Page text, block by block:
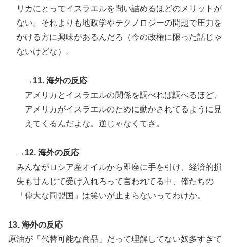
リカにとってイスラエルを問い詰めるほどのメリットが
ない。それよりも地政学やテクノロジーの問題で圧力を
かける方に興味があるんだろ（今の政権に限った話じゃ
ないけどな）。
→11. 海外の反応
アメリカとイスラエルの関係を調べれば調べるほど、
アメリカがイスラエルのために動かされてるように見
えてくるんだよな。逆じゃなくてさ。
→12. 海外の反応
みんながロシア産オイルから即座に手を引け、経済的損
失も甘んじて受け入れろって言われてる中、俺たちの
「偉大な同盟国」は笑いが止まらないってわけか。
13. 海外の反応
原油が「代替可能な商品」だって理解してない奴多すぎて